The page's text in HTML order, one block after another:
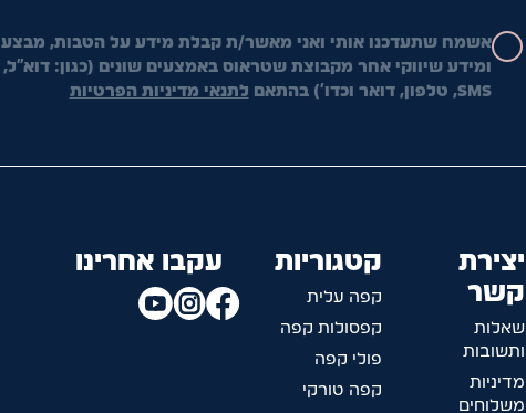
אשמח שתעדכנו אותי ואני מאשר/ת קבלת מידע על הטבות,
ומידע שיווקי אחר מקבוצת שטראוס באמצעים שונים (כגון: דוא"ל,
SMS, טלפון, דואר וכדו') בהתאם
לתנאי מדיניות הפרטיות
יצירת
קשר
שאלות
ותשובות
מדיניות
משלוחים
קטגוריות
קפה עלית
קפסולות קפה
פולי קפה
קפה טורקי
עקבו אחרינו